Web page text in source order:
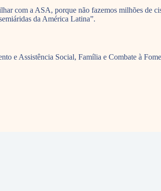
com a ASA, porque não fazemos milhões de
da América Latina”.
e Assistência Social, Família e Combate à